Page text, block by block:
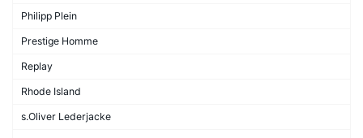
Philipp Plein
Prestige Homme
Replay
Rhode Island
s.Oliver Lederjacke